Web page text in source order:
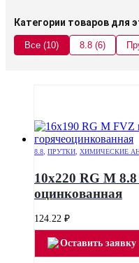
Категории товаров для
Все (10) 8.8 (6)
8.8 ПРУТКИ ХИМИЧЕСКИЕ
10х220 RG M
оцинкованная
124.22 ₽
Оставить заявку